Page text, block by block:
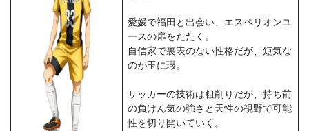
愛媛で福田と出会い、エスペリオンユ
ースの扉をたたく。
自信家で裏表のない性格だが、短気な
のが玉に瑕。
サッカーの技術は粗削りだが、持ち前
の負けん気の強さと天性の視野で可能
性を切り開いていく。